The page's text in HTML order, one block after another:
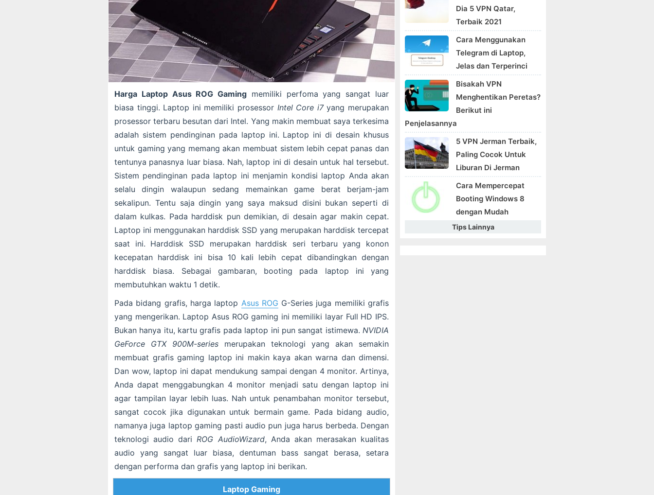
Harga Laptop Asus ROG Gaming memiliki perfoma yang sangat luar
biasa tinggi. Laptop ini memiliki prosessor Intel Core i7yang merupakan
prosessor terbaru besutan dari Intel. Yang makin membuat saya terkesima
adalah sistem pendinginan pada laptop ini. Laptop ini di desain khusus
untuk gaming yang memang akan membuat sistem lebih cepat panas dan
tentunya panasnya luar biasa. Nah, laptop ini di desain untuk hal tersebut.
Sistem pendinginan pada laptop ini menjamin kondisi laptop Anda akan
selalu dingin walaupun sedang memainkan game berat berjam-jam
sekalipun. Tentu saja dingin yang saya maksud disini bukan seperti di
dalam kulkas. Pada harddisk pun demikian, di desain agar makin cepat.
Laptop ini menggunakan harddisk SSD yang merupakan harddisk tercepat
saat ini. Harddisk SSD merupakan harddisk seri terbaru yang konon
kecepatan harddisk ini bisa 10 kali lebih cepat dibandingkan dengan
harddisk biasa. Sebagai gambaran, booting pada laptop ini yang
membutuhkan waktu 1 detik.
Pada bidang grafis, harga laptop Asus ROG G-Series juga memiliki grafis
yang mengerikan. Laptop Asus ROG gaming ini memiliki layar Full HD IPS.
Bukan hanya itu, kartu grafis pada laptop ini pun sangat istimewa. NVIDIA
GeForce GTX 900M-series merupakan teknologi yang akan semakin
membuat grafis gaming laptop ini makin kaya akan warna dan dimensi.
Dan wow, laptop ini dapat mendukung sampai dengan 4 monitor. Artinya,
Anda dapat menggabungkan 4 monitor menjadi satu dengan laptop ini
agar tampilan layar lebih luas. Nah untuk penambahan monitor tersebut,
sangat cocok jika digunakan untuk bermain game. Pada bidang audio,
namanya juga laptop gaming pasti audio pun juga harus berbeda. Dengan
teknologi audio dariROG AudioWizard, Anda akan merasakan kualitas
audio yang sangat luar biasa, dentuman bass sangat berasa, setara
dengan performa dan grafis yang laptop ini berikan.
Laptop Gaming
Dia 5 VPN Qatar,
Terbaik 2021
Cara Menggunakan
Telegram di Laptop,
Jelas dan Terperinci
Bisakah VPN
Menghentikan Peretas?
Berikut ini
Penjelasannya
5 VPN Jerman Terbaik,
Paling Cocok Untuk
Liburan Di Jerman
Cara Mempercepat
Booting Windows 8
dengan Mudah
Tips Lainnya